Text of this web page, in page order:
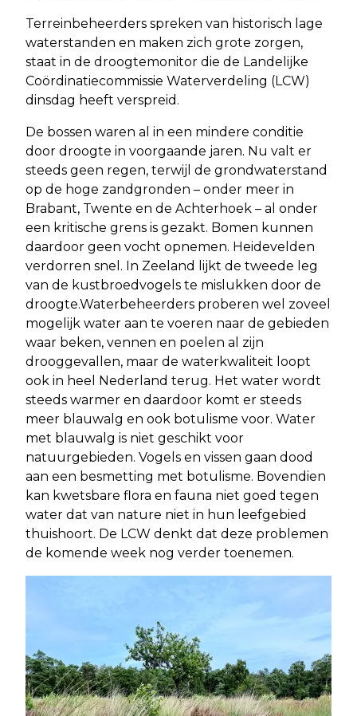
Terreinbeheerders spreken van historisch lage
waterstanden en maken zich grote zorgen,
staat in de droogtemonitor die de Landelijke
Coördinatiecommissie Waterverdeling (LCW)
dinsdag heeft verspreid.
De bossen waren al in een mindere conditie
door droogte in voorgaande jaren. Nu valt er
steeds geen regen, terwijl de grondwaterstand
op de hoge zandgronden – onder meer in
Brabant, Twente en de Achterhoek – al onder
een kritische grens is gezakt. Bomen kunnen
daardoor geen vocht opnemen. Heidevelden
verdorren snel. In Zeeland lijkt de tweede leg
van de kustbroedvogels te mislukken door de
droogte.Waterbeheerders proberen wel zoveel
mogelijk water aan te voeren naar de gebieden
waar beken, vennen en poelen al zijn
drooggevallen, maar de waterkwaliteit loopt
ook in heel Nederland terug. Het water wordt
steeds warmer en daardoor komt er steeds
meer blauwalg en ook botulisme voor. Water
met blauwalg is niet geschikt voor
natuurgebieden. Vogels en vissen gaan dood
aan een besmetting met botulisme. Bovendien
kan kwetsbare flora en fauna niet goed tegen
water dat van nature niet in hun leefgebied
thuishoort. De LCW denkt dat deze problemen
de komende week nog verder toenemen.